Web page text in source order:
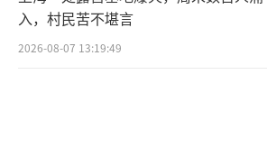
入，村民苦不堪言
2026-08-07 13:19:49